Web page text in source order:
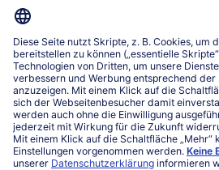
Mein bofrost*
www.bofrost.lu
service@bofrost.lu
027863232
Mo-Fr. von 7 bis 20 Uhr
Service